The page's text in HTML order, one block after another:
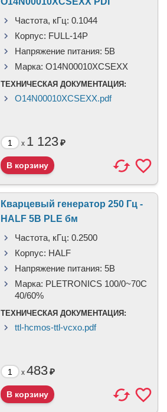
Частота, кГц: 0.1044
Корпус: FULL-14P
Напряжение питания: 5В
Марка: O14N00010XCSEXX
ТЕХНИЧЕСКАЯ ДОКУМЕНТАЦИЯ:
O14N00010XCSEXX.pdf
x 1 123₽
Кварцевый генератор 250 Гц -
HALF 5В PLE бм
Частота, кГц: 0.2500
Корпус: HALF
Напряжение питания: 5В
Марка: PLETRONICS 100/0~70C
40/60%
ТЕХНИЧЕСКАЯ ДОКУМЕНТАЦИЯ:
ttl-hcmos-ttl-vcxo.pdf
x 483₽